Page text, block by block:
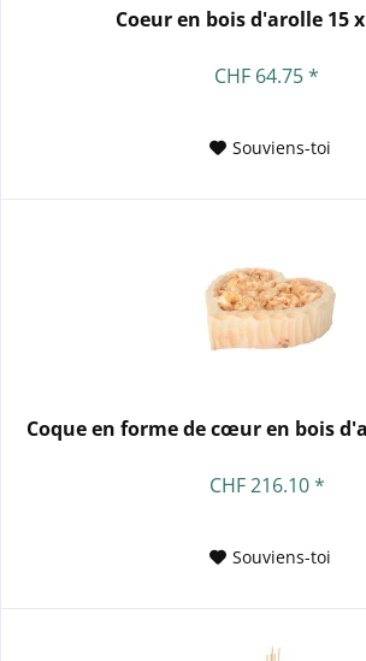
Coeur en bois d'arolle 15
CHF 64.75 *
Souviens-toi
Coque en forme de cœur en bois
CHF 216.10 *
Souviens-toi